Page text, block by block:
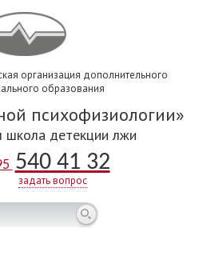
540 41 32
задать вопрос
организация дополнительного
образования
психофизиологии
школа детекции лжи